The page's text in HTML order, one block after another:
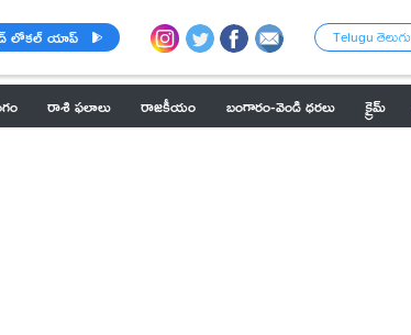
లోకల్ యాప్ Telugu తెలుగు
రాశి ఫలాలు రాజకీయం బంగారం-వెండి ధరలు క్రైమ్